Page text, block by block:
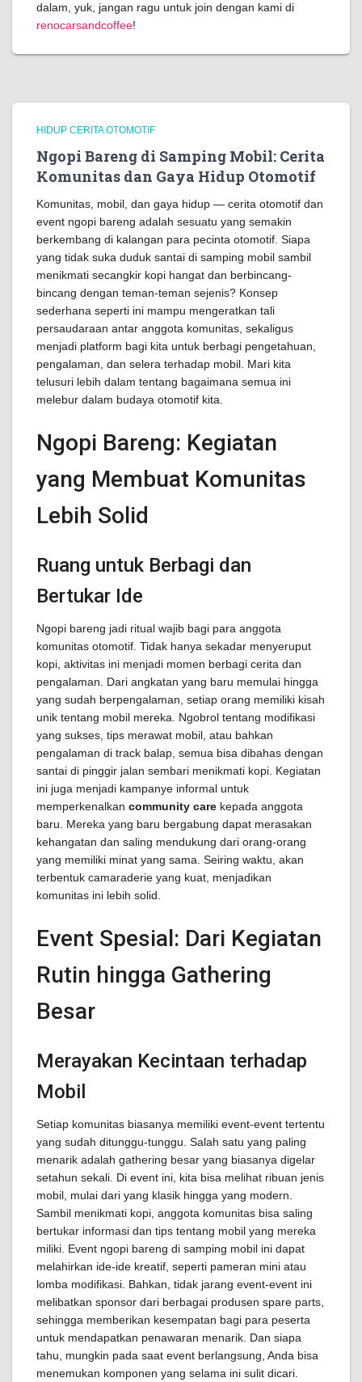
dalam, yuk, jangan ragu untuk join dengan kami di
renocarsandcoffee!
HIDUP CERITA OTOMOTIF
Ngopi Bareng di Samping Mobil: Cerita
Komunitas dan Gaya Hidup Otomotif
Komunitas, mobil, dan gaya hidup — cerita otomotif dan
event ngopi bareng adalah sesuatu yang semakin
berkembang di kalangan para pecinta otomotif. Siapa
yang tidak suka duduk santai di samping mobil sambil
menikmati secangkir kopi hangat dan berbincang-
bincang dengan teman-teman sejenis? Konsep
sederhana seperti ini mampu mengeratkan tali
persaudaraan antar anggota komunitas, sekaligus
menjadi platform bagi kita untuk berbagi pengetahuan,
pengalaman, dan selera terhadap mobil. Mari kita
telusuri lebih dalam tentang bagaimana semua ini
melebur dalam budaya otomotif kita.
Ngopi Bareng: Kegiatan
yang Membuat Komunitas
Lebih Solid
Ruang untuk Berbagi dan
Bertukar Ide
Ngopi bareng jadi ritual wajib bagi para anggota
komunitas otomotif. Tidak hanya sekadar menyeruput
kopi, aktivitas ini menjadi momen berbagi cerita dan
pengalaman. Dari angkatan yang baru memulai hingga
yang sudah berpengalaman, setiap orang memiliki kisah
unik tentang mobil mereka. Ngobrol tentang modifikasi
yang sukses, tips merawat mobil, atau bahkan
pengalaman di track balap, semua bisa dibahas dengan
santai di pinggir jalan sembari menikmati kopi. Kegiatan
ini juga menjadi kampanye informal untuk
memperkenalkan community care kepada anggota
baru. Mereka yang baru bergabung dapat merasakan
kehangatan dan saling mendukung dari orang-orang
yang memiliki minat yang sama. Seiring waktu, akan
terbentuk camaraderie yang kuat, menjadikan
komunitas ini lebih solid.
Event Spesial: Dari Kegiatan
Rutin hingga Gathering
Besar
Merayakan Kecintaan terhadap
Mobil
Setiap komunitas biasanya memiliki event-event tertentu
yang sudah ditunggu-tunggu. Salah satu yang paling
menarik adalah gathering besar yang biasanya digelar
setahun sekali. Di event ini, kita bisa melihat ribuan jenis
mobil, mulai dari yang klasik hingga yang modern.
Sambil menikmati kopi, anggota komunitas bisa saling
bertukar informasi dan tips tentang mobil yang mereka
miliki. Event ngopi bareng di samping mobil ini dapat
melahirkan ide-ide kreatif, seperti pameran mini atau
lomba modifikasi. Bahkan, tidak jarang event-event ini
melibatkan sponsor dari berbagai produsen spare parts,
sehingga memberikan kesempatan bagi para peserta
untuk mendapatkan penawaran menarik. Dan siapa
tahu, mungkin pada saat event berlangsung, Anda bisa
menemukan komponen yang selama ini sulit dicari.